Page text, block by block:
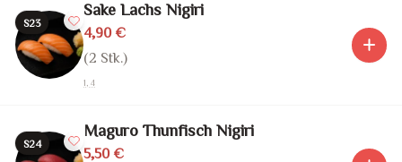
S23
Sake Lachs Nigiri
4,90 €
(2 Stk.)
1, 4
S24
Maguro Thunfisch Nigiri
5,50 €